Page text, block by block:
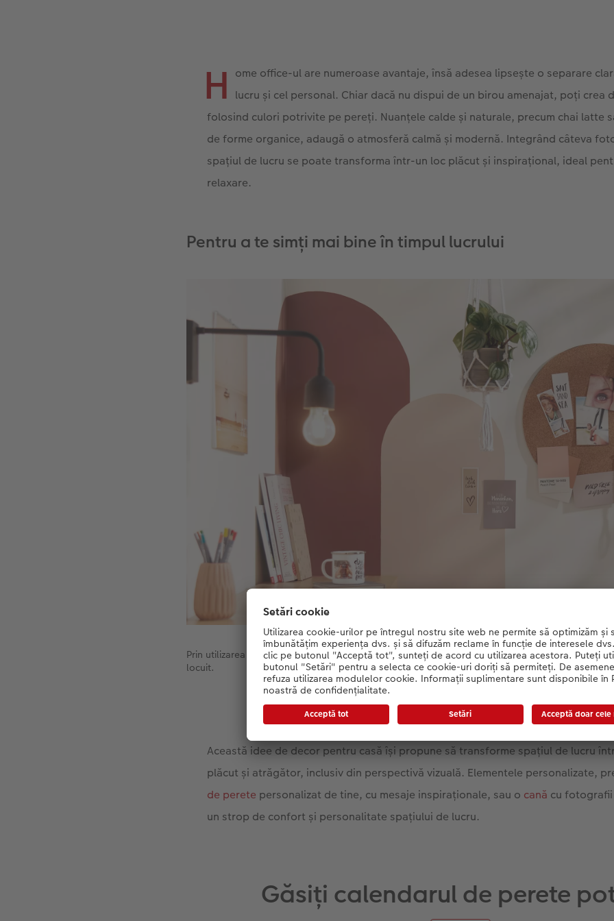
H ome office-ul are numeroase avantaje, însă adesea lipsește o separare
lucru și cel personal. Chiar dacă nu dispui de un birou amenajat, poți crea
folosind culori potrivite pe pereți. Nuanțele calde și naturale, precum chai latte
de forme organice, adaugă o atmosferă calmă și modernă. Integrând câteva
spațiul de lucru se poate transforma într-un loc plăcut și inspirațional, ideal
relaxare.
Pentru a te simți mai bine în timpul lucrului
Prin utilizarea suprafețelor organice și a culorilor delicate pentru pereți, biroul de acasă poate
locuit.
Această idee de decor pentru casă își propune să transforme spațiul de lucru
plăcut și atrăgător, inclusiv din perspectivă vizuală. Elementele personalizate,
de perete personalizat de tine, cu mesaje inspiraționale, sau o cană cu
un strop de confort și personalitate spațiului de lucru.
Găsiți calendarul de perete